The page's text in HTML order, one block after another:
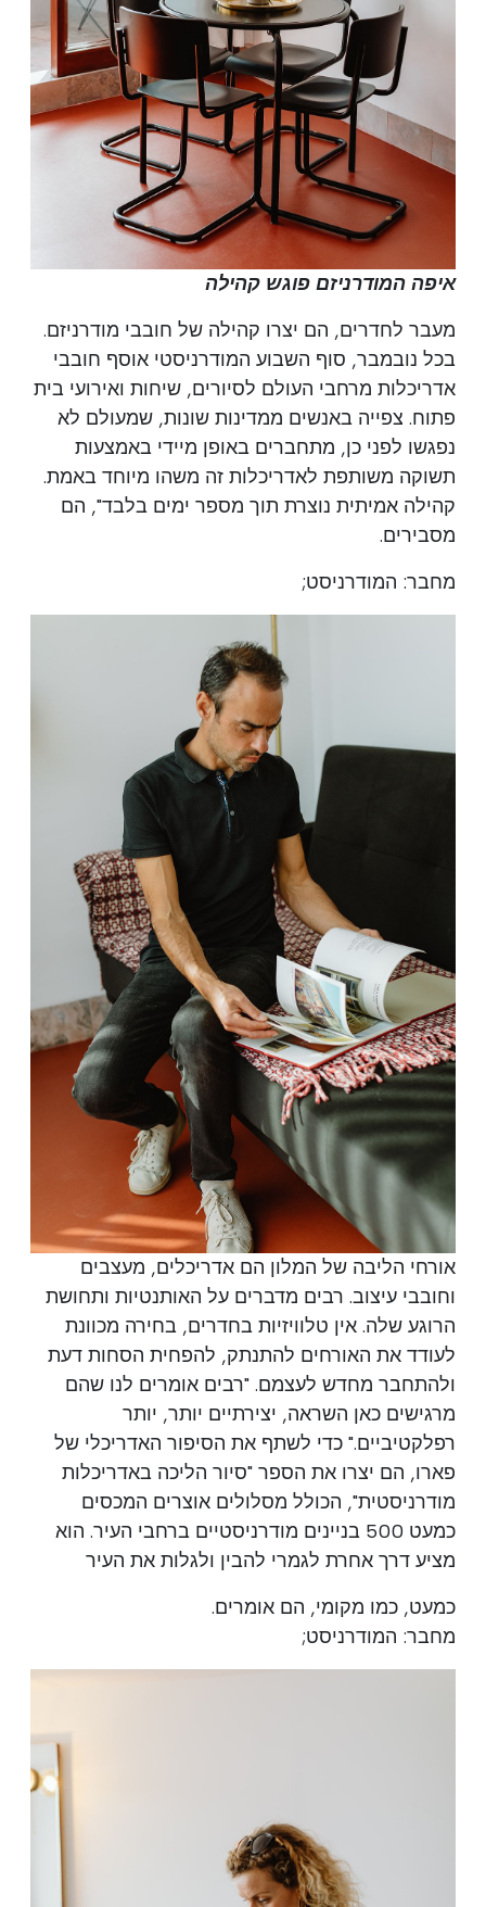
איפה המודרניזם פוגש קהילה
מעבר לחדרים, הם יצרו קהילה של חובבי מודרניזם.
בכל נובמבר, סוף השבוע המודרניסטי אוסף חובבי
אדריכלות מרחבי העולם לסיורים, שיחות ואירועי בית
פתוח. צפייה באנשים ממדינות שונות, שמעולם לא
נפגשו לפני כן, מתחברים באופן מיידי באמצעות
תשוקה משותפת לאדריכלות זה משהו מיוחד באמת.
קהילה אמיתית נוצרת תוך מספר ימים בלבד", הם
מסבירים.
מחבר: המודרניסט;
אורחי הליבה של המלון הם אדריכלים, מעצבים
וחובבי עיצוב. רבים מדברים על האותנטיות ותחושת
הרוגע שלה. אין טלוויזיות בחדרים, בחירה מכוונת
לעודד את האורחים להתנתק, להפחית הסחות דעת
ולהתחבר מחדש לעצמם. "רבים אומרים לנו שהם
מרגישים כאן השראה, יצירתיים יותר, יותר
רפלקטיביים." כדי לשתף את הסיפור האדריכלי של
פארו, הם יצרו את הספר "סיור הליכה באדריכלות
מודרניסטית", הכולל מסלולים אוצרים המכסים
כמעט 500 בניינים מודרניסטיים ברחבי העיר. הוא
מציע דרך אחרת לגמרי להבין ולגלות את העיר
כמעט, כמו מקומי, הם אומרים.
מחבר: המודרניסט;